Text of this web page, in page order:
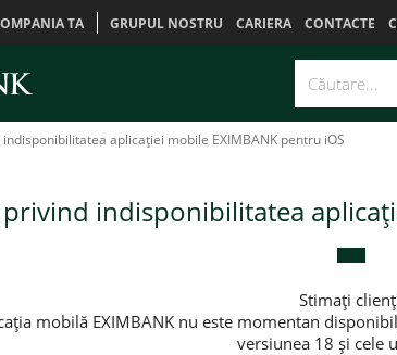
TA GRUPUL NOSTRU CARIERA CONTACTE
aplicației mobile EXIMBANK pentru iOS
indisponibilitatea
Stimați
mobilă EXIMBANK nu este momentan
versiunea 18 și cele